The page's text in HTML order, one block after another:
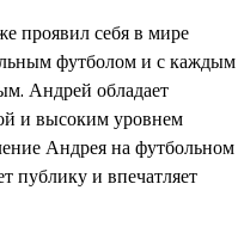
проявил себя в мире
футболом и с каждым
Андрей обладает
и высоким уровнем
Андрея на футбольном
публику и впечатляет